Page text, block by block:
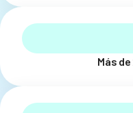
Más